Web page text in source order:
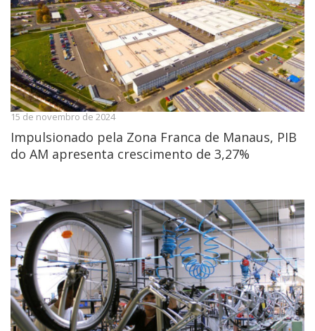
15 de novembro de 2024
Impulsionado pela Zona Franca de Manaus, PIB
do AM apresenta crescimento de 3,27%